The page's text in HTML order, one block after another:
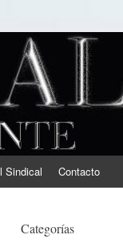
Sindical Contacto
Categorías